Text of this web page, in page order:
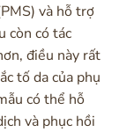
và hỗ trợ
còn có tác
điều này rất
tố da của phụ
có thể hỗ
và phục hồi